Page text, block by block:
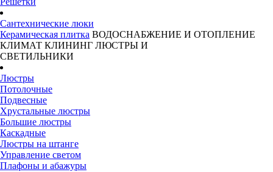
Сантехнические люки
Керамическая плитка ВОДОСНАБЖЕНИЕ И ОТОПЛЕНИЕ
КЛИМАТ КЛИНИНГ ЛЮСТРЫ И
СВЕТИЛЬНИКИ
Люстры
Потолочные
Подвесные
Хрустальные люстры
Большие люстры
Каскадные
Люстры на штанге
Управление светом
Плафоны и абажуры